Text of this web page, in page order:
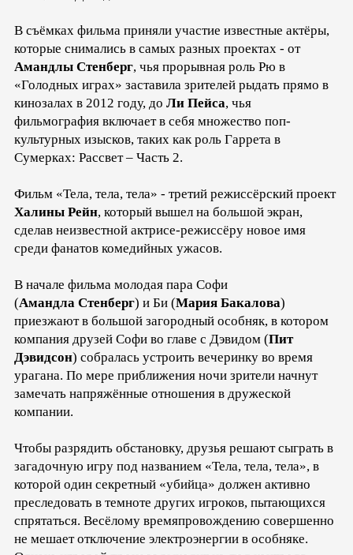
В съёмках фильма приняли участие известные актёры,
которые снимались в самых разных проектах - от
Амандлы Стенберг, чья прорывная роль Рю в
«Голодных играх» заставила зрителей рыдать прямо в
кинозалах в 2012 году, до Ли Пейса, чья
фильмография включает в себя множество поп-
культурных изысков, таких как роль Гаррета в
Сумерках: Рассвет – Часть 2.
Фильм «Тела, тела, тела» - третий режиссёрский проект
Халины Рейн, который вышел на большой экран,
сделав неизвестной актрисе-режиссёру новое имя
среди фанатов комедийных ужасов.
В начале фильма молодая пара Софи
(Амандла Стенберг) и Би (Мария Бакалова)
приезжают в большой загородный особняк, в котором
компания друзей Софи во главе с Дэвидом (Пит
Дэвидсон) собралась устроить вечеринку во время
урагана. По мере приближения ночи зрители начнут
замечать напряжённые отношения в дружеской
компании.
Чтобы разрядить обстановку, друзья решают сыграть в
загадочную игру под названием «Тела, тела, тела», в
которой один секретный «убийца» должен активно
преследовать в темноте других игроков, пытающихся
спрятаться. Весёлому времяпровождению совершенно
не мешает отключение электроэнергии в особняке.